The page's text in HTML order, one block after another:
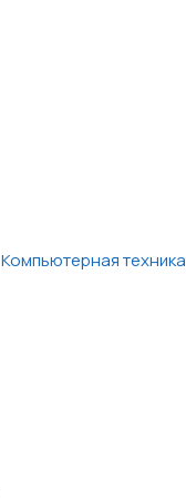
Компьютерная техника